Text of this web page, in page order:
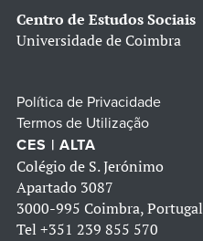
Centro de Estudos Sociais
Universidade de Coimbra
Política de Privacidade
Termos de Utilização
CES | ALTA
Colégio de S. Jerónimo
Apartado 3087
3000-995 Coimbra, Portugal
Tel +351 239 855 570